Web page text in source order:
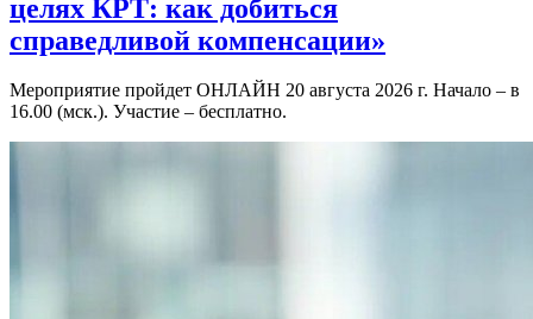
целях КРТ: как добиться
справедливой компенсации»
Мероприятие пройдет ОНЛАЙН 20 августа 2026 г. Начало – в
16.00 (мск.). Участие – бесплатно.